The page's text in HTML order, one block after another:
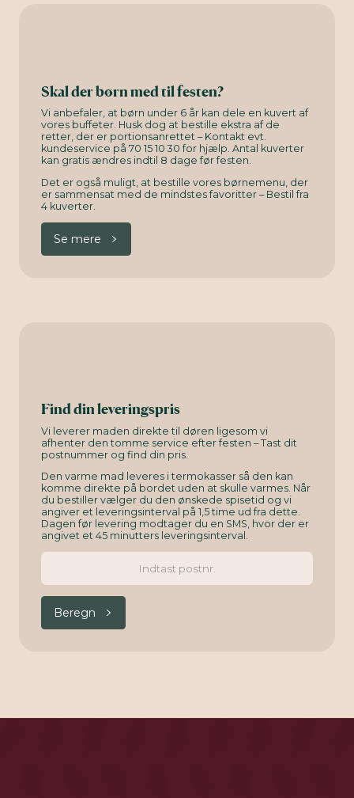
Skal der børn med til festen?
Vi anbefaler, at børn under 6 år kan dele en kuvert af
vores buffeter. Husk dog at bestille ekstra af de
retter, der er portionsanrettet – Kontakt evt.
kundeservice på 70 15 10 30 for hjælp. Antal kuverter
kan gratis ændres indtil 8 dage før festen.
Det er også muligt, at bestille vores børnemenu, der
er sammensat med de mindstes favoritter – Bestil fra
4 kuverter.
Se mere
Find din leveringspris
Vi leverer maden direkte til døren ligesom vi
afhenter den tomme service efter festen – Tast dit
postnummer og find din pris.
Den varme mad leveres i termokasser så den kan
komme direkte på bordet uden at skulle varmes. Når
du bestiller vælger du den ønskede spisetid og vi
angiver et leveringsinterval på 1,5 time ud fra dette.
Dagen før levering modtager du en SMS, hvor der er
angivet et 45 minutters leveringsinterval.
Beregn